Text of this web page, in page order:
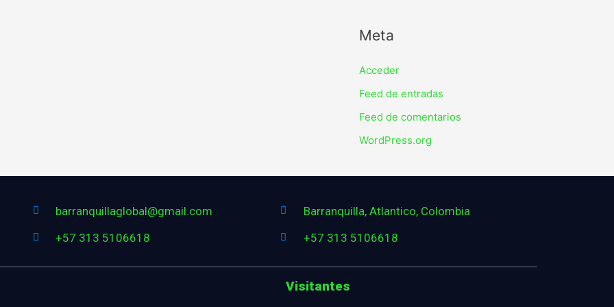
Meta
Acceder
Feed de entradas
Feed de comentarios
WordPress.org
barranquillaglobal@gmail.com
+57 313 5106618
Barranquilla, Atlantico, Colombia
+57 313 5106618
Visitantes